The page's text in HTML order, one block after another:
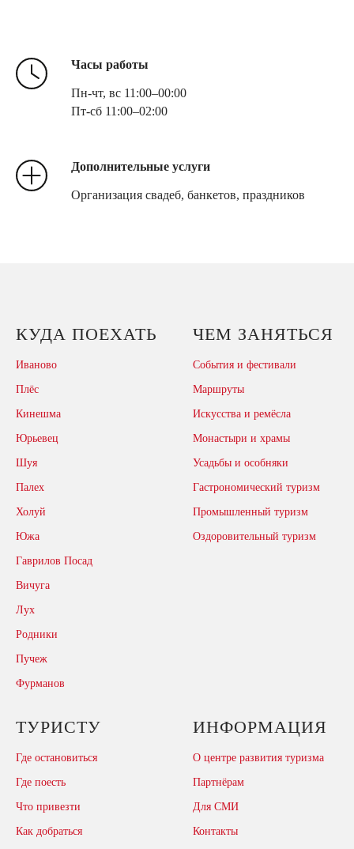
Часы работы
Пн-чт, вс 11:00–00:00
Пт-сб 11:00–02:00
Дополнительные услуги
Организация свадеб, банкетов, праздников
КУДА ПОЕХАТЬ
Иваново
Плёс
Кинешма
Юрьевец
Шуя
Палех
Холуй
Южа
Гаврилов Посад
Вичуга
Лух
Родники
Пучеж
Фурманов
ЧЕМ ЗАНЯТЬСЯ
События и фестивали
Маршруты
Искусства и ремёсла
Монастыри и храмы
Усадьбы и особняки
Гастрономический туризм
Промышленный туризм
Оздоровительный туризм
ТУРИСТУ
Где остановиться
Где поесть
Что привезти
Как добраться
ИНФОРМАЦИЯ
О центре развития туризма
Партнёрам
Для СМИ
Контакты